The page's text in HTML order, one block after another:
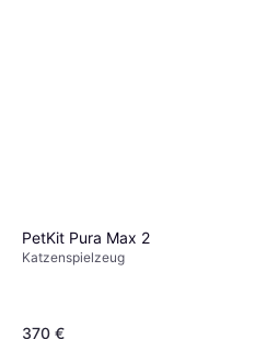
PetKit Pura Max 2
Katzenspielzeug
370 €